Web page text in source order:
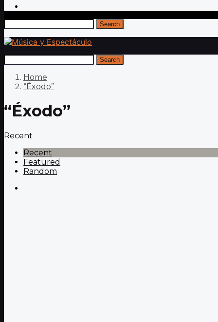
Search
Search
Home
“Éxodo”
“Éxodo”
Recent
Recent
Featured
Random